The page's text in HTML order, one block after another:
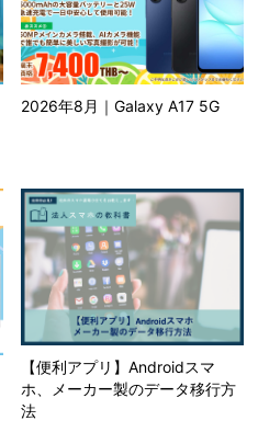
2026年8月｜Galaxy A17 5G
【便利アプリ】Androidスマ
ホ、メーカー製のデータ移行方
法